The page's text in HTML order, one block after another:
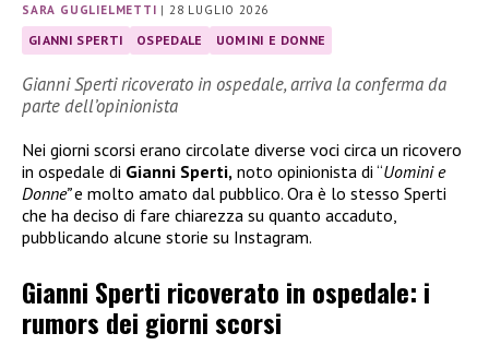
SARA GUGLIELMETTI | 28 LUGLIO 2026
GIANNI SPERTI OSPEDALE UOMINI E DONNE
Gianni Sperti ricoverato in ospedale, arriva la conferma da
parte dell’opinionista
Nei giorni scorsi erano circolate diverse voci circa un ricovero
in ospedale di Gianni Sperti, noto opinionista di “Uomini e
Donne”e molto amato dal pubblico. Ora è lo stesso Sperti
che ha deciso di fare chiarezza su quanto accaduto,
pubblicando alcune storie su Instagram.
Gianni Sperti ricoverato in ospedale: i
rumors dei giorni scorsi